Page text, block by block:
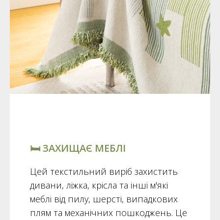
🛏️ ЗАХИЩАЄ МЕБЛІ
Цей текстильний виріб захистить
дивани, ліжка, крісла та інші м'які
меблі від пилу, шерсті, випадкових
плям та механічних пошкоджень. Це